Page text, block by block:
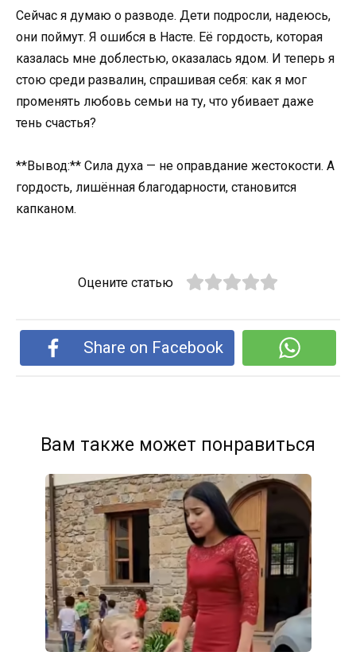
Сейчас я думаю о разводе. Дети подросли, надеюсь,
они поймут. Я ошибся в Насте. Её гордость, которая
казалась мне доблестью, оказалась ядом. И теперь я
стою среди развалин, спрашивая себя: как я мог
променять любовь семьи на ту, что убивает даже
тень счастья?
**Вывод:** Сила духа — не оправдание жестокости. А
гордость, лишённая благодарности, становится
капканом.
Оцените статью
Share on Facebook
Вам также может понравиться